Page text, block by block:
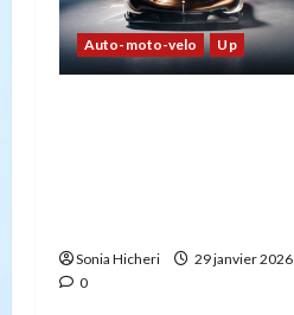
Auto-moto-velo Up
Sonia Hicheri
29 janvier 2026
0